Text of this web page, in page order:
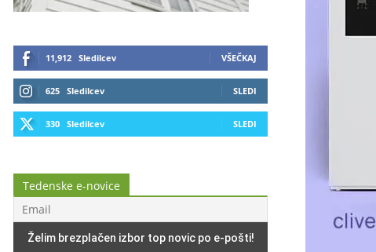
11,912 Sledilcev VŠEČKAJ
625 Sledilcev SLEDI
330 Sledilcev SLEDI
Tedenske e-novice